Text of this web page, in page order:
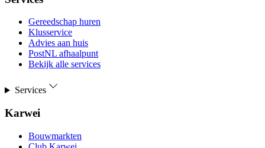
Gereedschap huren
Klusservice
Advies aan huis
PostNL afhaalpunt
Bekijk alle services
Services
Karwei
Bouwmarkten